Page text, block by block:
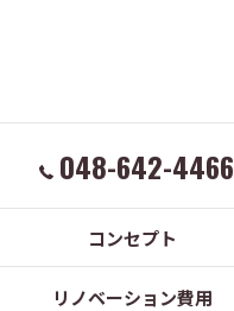
048-642-4466
コンセプト
リノベーション費用